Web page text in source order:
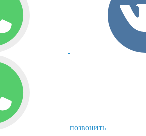
позвонить